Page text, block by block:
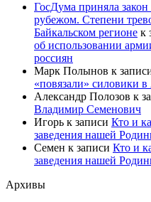
ГосДума приняла
рубежом. Степени
Байкальском регионе к
об использовании
россиян
Марк Полынов к
«повязали» силовики
Александр Полозов к
Владимир Семенович
Игорь к записи Кто и
заведения нашей
Семен к записи Кто и
заведения нашей
Архивы